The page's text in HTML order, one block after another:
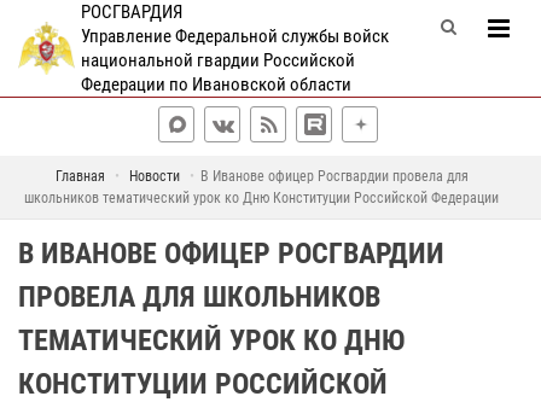
РОСГВАРДИЯ
Управление Федеральной службы войск
национальной гвардии Российской
Федерации по Ивановской области
Главная Новости
В Иванове офицер Росгвардии провела для
школьников тематический урок ко Дню Конституции Российской Федерации
В ИВАНОВЕ ОФИЦЕР РОСГВАРДИИ
ПРОВЕЛА ДЛЯ ШКОЛЬНИКОВ
ТЕМАТИЧЕСКИЙ УРОК КО ДНЮ
КОНСТИТУЦИИ РОССИЙСКОЙ